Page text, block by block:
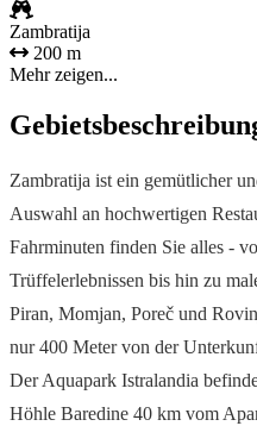
Zambratija
200 m
Mehr zeigen...
Zambratija ist ein gemütlicher
Auswahl an hochwertigen
Fahrminuten finden Sie alles -
Trüffelerlebnissen bis hin zu
Piran, Momjan, Poreč und
nur 400 Meter von der
Der Aquapark Istralandia
Höhle Baredine 40 km vom